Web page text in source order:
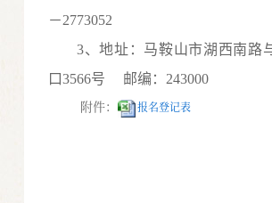
－2773052
3、地址：马鞍山市湖西南路
口3566号 邮编：243000
附件： 报名登记表